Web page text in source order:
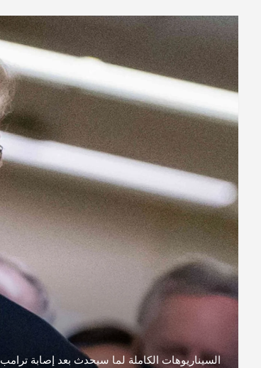
السيناريوهات الكاملة لما سيحدث بعد إصابة ترامب